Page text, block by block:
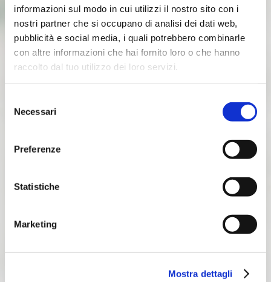
informazioni sul modo in cui utilizzi il nostro sito con i
nostri partner che si occupano di analisi dei dati web,
pubblicità e social media, i quali potrebbero combinarle
con altre informazioni che hai fornito loro o che hanno
raccolto dal tuo utilizzo dei loro servizi.
delNecessari
Preferenze
Statistiche
Marketing
Mostra dettagli